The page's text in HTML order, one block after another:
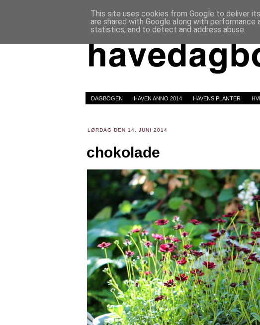
DAGBOGEN HAVEN ANNO 2014 HAVENS PLANTER
LØRDAG DEN 14. JUNI 2014
chokolade
This site uses cookies from Google to deliver
are shared with Google along with
statistics, and to detect and address abuse.